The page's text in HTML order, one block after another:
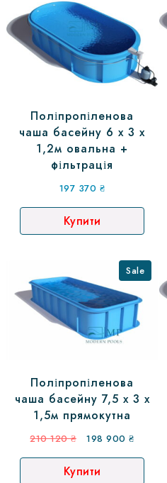
Поліпропіленова
чаша басейну 6 х 3 х
1,2м овальна +
фільтрація
197 370 ₴
Купити
Sale
Поліпропіленова
чаша басейну 7,5 х 3 х
1,5м прямокутна
210 120₴ 198 900₴
Купити